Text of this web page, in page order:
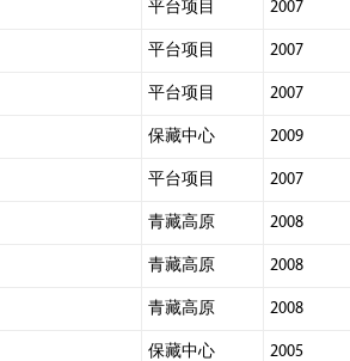
平台项目 2007
平台项目 2007
平台项目 2007
保藏中心 2009
平台项目 2007
青藏高原 2008
青藏高原 2008
青藏高原 2008
保藏中心 2005